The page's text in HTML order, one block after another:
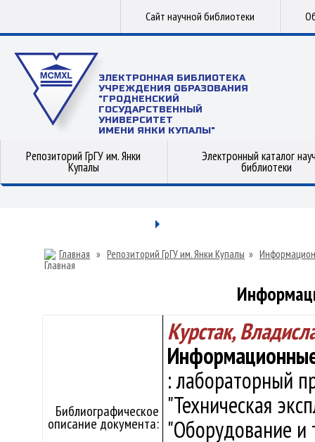
Сайт научной библиотеки
ЭЛЕКТРОННАЯ БИБЛИОТЕКА
УЧРЕЖДЕНИЯ ОБРАЗОВАНИЯ
"ГРОДНЕНСКИЙ
ГОСУДАРСТВЕННЫЙ
УНИВЕРСИТЕТ
ИМЕНИ ЯНКИ КУПАЛЫ"
Репозиторий ГрГУ им. Янки
Купалы
Электронный каталог
библиотеки
Главная » Репозиторий ГрГУ им. Янки Купалы »
Библиографическое
описание документа:
Курстак,
: лабораторный
"Техническая
"Оборудование и